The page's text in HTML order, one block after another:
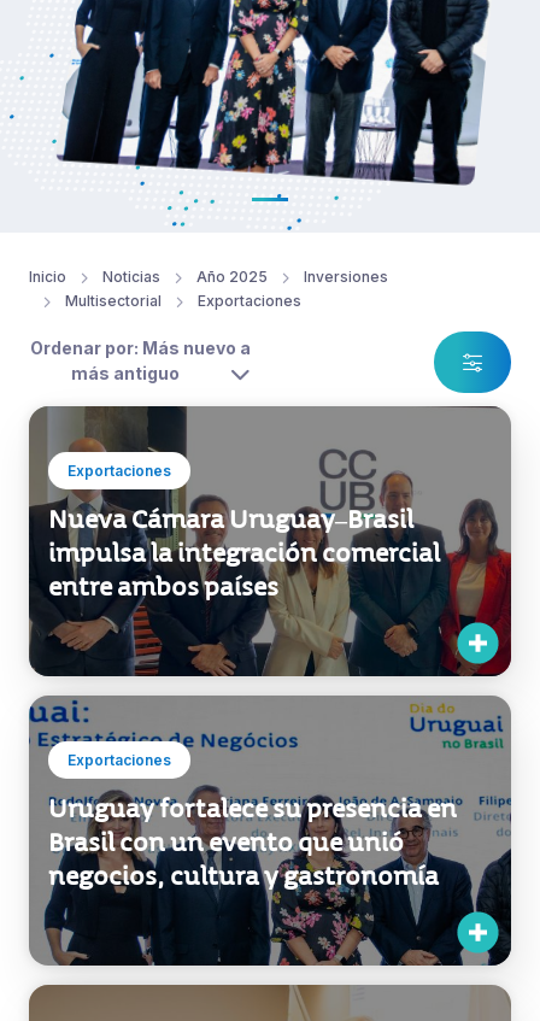
Inicio Noticias Año 2025
Inversiones
Multisectorial
Exportaciones
Ordenar por: Más nuevo a
más antiguo
Exportaciones
Nueva Cámara Uruguay–Brasil
impulsa la integración comercial
entre ambos países
Exportaciones
Uruguay fortalece su presencia en
Brasil con un evento que unió
negocios, cultura y gastronomía